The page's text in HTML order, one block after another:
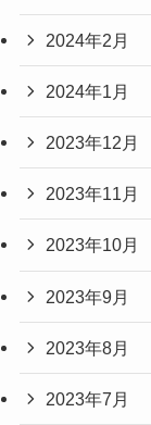
2024年2月
2024年1月
2023年12月
2023年11月
2023年10月
2023年9月
2023年8月
2023年7月